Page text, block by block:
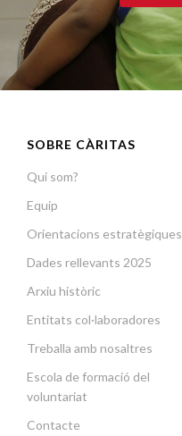
SOBRE CÀRITAS
Qui som?
Equip
Orientacions estratègiques
Dades rellevants 2025
Arxiu històric
Entitats col·laboradores
Treballa amb nosaltres
Escola de formació del
voluntariat
Contacte